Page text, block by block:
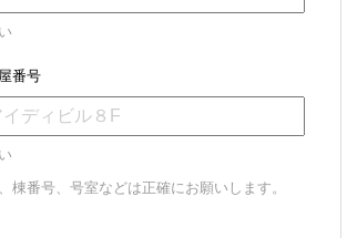
番号
棟番号、号室などは正確にお願いします。